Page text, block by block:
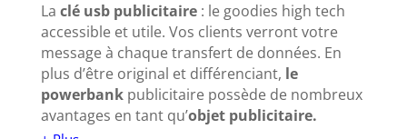
La clé usb publicitaire: le goodies high tech
accessible et utile. Vos clients verront votre
message à chaque transfert de données. En
plus d’être original et différenciant, le
powerbankpublicitaire possède de nombreux
avantages en tant qu’objet publicitaire.